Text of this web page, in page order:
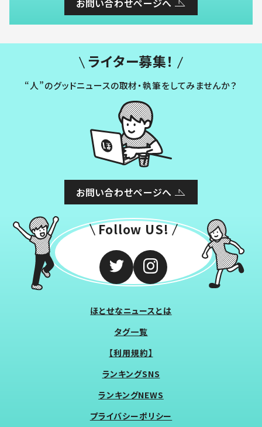
お問い合わせページへ
ライター募集！
“人”のグッドニュースの取材・執筆をしてみませんか？
お問い合わせページへ
Follow US!
ほとせなニュースとは
タグ一覧
【利用規約】
ランキングSNS
ランキングNEWS
プライバシーポリシー